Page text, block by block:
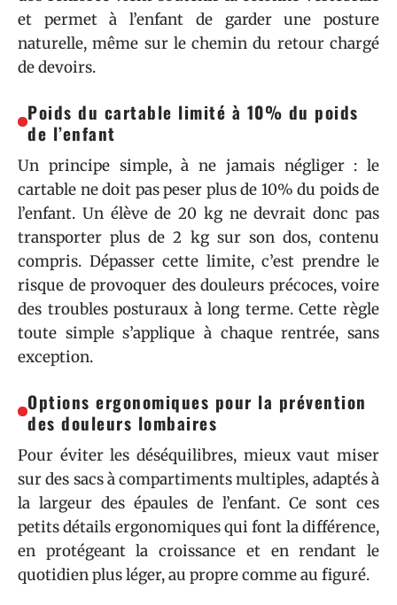
et permet à l’enfant de garder une posture
naturelle, même sur le chemin du retour chargé
de devoirs.
Poids du cartable limité à 10% du poids
de l’enfant
Un principe simple, à ne jamais négliger : le
cartable ne doit pas peser plus de 10% du poids de
l’enfant. Un élève de 20 kg ne devrait donc pas
transporter plus de 2 kg sur son dos, contenu
compris. Dépasser cette limite, c’est prendre le
risque de provoquer des douleurs précoces, voire
des troubles posturaux à long terme. Cette règle
toute simple s’applique à chaque rentrée, sans
exception.
Options ergonomiques pour la prévention
des douleurs lombaires
Pour éviter les déséquilibres, mieux vaut miser
sur des sacs à compartiments multiples, adaptés à
la largeur des épaules de l’enfant. Ce sont ces
petits détails ergonomiques qui font la différence,
en protégeant la croissance et en rendant le
quotidien plus léger, au propre comme au figuré.